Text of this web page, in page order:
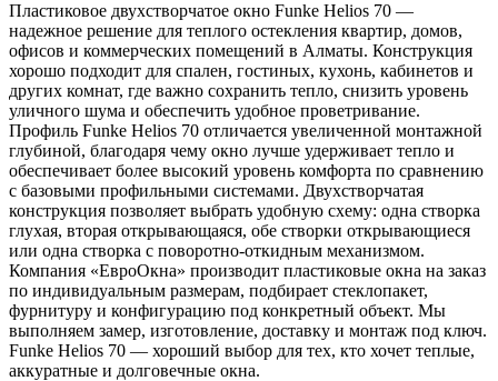
Пластиковое двухстворчатое окно Funke Helios 70 —
надежное решение для теплого остекления квартир, домов,
офисов и коммерческих помещений в Алматы. Конструкция
хорошо подходит для спален, гостиных, кухонь, кабинетов и
других комнат, где важно сохранить тепло, снизить уровень
уличного шума и обеспечить удобное проветривание.
Профиль Funke Helios 70 отличается увеличенной монтажной
глубиной, благодаря чему окно лучше удерживает тепло и
обеспечивает более высокий уровень комфорта по сравнению
с базовыми профильными системами. Двухстворчатая
конструкция позволяет выбрать удобную схему: одна створка
глухая, вторая открывающаяся, обе створки открывающиеся
или одна створка с поворотно-откидным механизмом.
Компания «ЕвроОкна» производит пластиковые окна на заказ
по индивидуальным размерам, подбирает стеклопакет,
фурнитуру и конфигурацию под конкретный объект. Мы
выполняем замер, изготовление, доставку и монтаж под ключ.
Funke Helios 70 — хороший выбор для тех, кто хочет теплые,
аккуратные и долговечные окна.